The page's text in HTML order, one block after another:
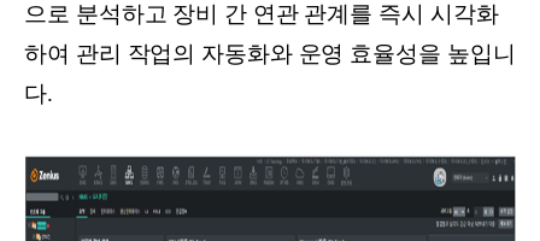
으로 분석하고 장비 간 연관 관계를 즉시 시각화
하여 관리 작업의 자동화와 운영 효율성을 높입니
다.